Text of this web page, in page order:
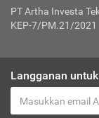
PT Artha Investa
KEP-7/PM.21/2021
Langganan